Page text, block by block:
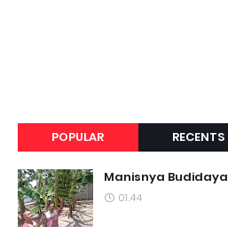
POPULAR RECENTS
Manisnya
01.44